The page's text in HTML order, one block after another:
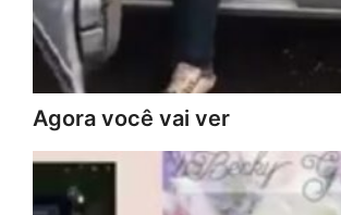
Agora você vai ver